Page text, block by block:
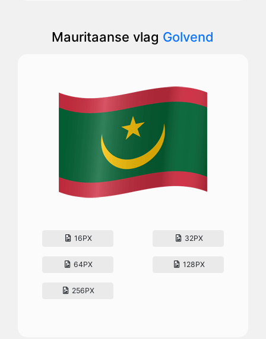
Mauritaanse vlag Golvend
16PX 32PX
64PX 128PX
256PX